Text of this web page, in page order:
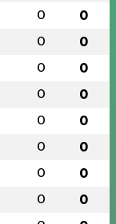
0 0
0 0
0 0
0 0
0 0
0 0
0 0
0 0